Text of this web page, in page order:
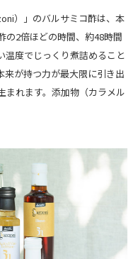
）」のバルサミコ酢は、本
の2倍ほどの時間、約48時間
温度でじっくり煮詰めること
来が持つ力が最大限に引き出
まれます。添加物（カラメル